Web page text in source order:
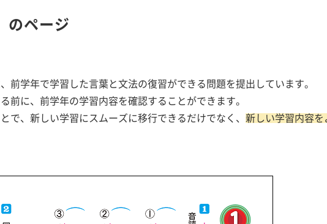
のページ
前学年で学習した言葉と文法の復習ができる問題を提出しています。
前に、前学年の学習内容を確認することができます。
で、新しい学習にスムーズに移行できるだけでなく、 新しい学習内容を